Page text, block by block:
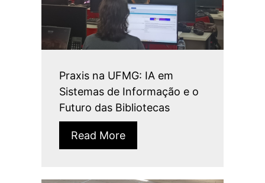
Praxis na UFMG: IA em
Sistemas de Informação e o
Futuro das Bibliotecas
Read More